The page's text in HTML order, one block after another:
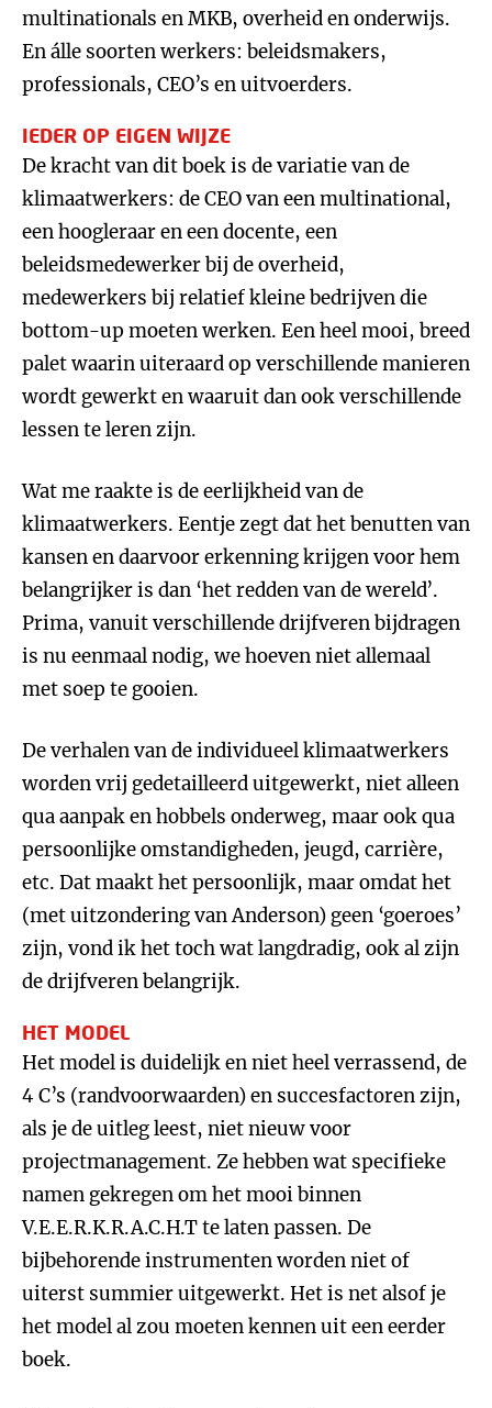
multinationals en MKB, overheid en onderwijs.
En álle soorten werkers: beleidsmakers,
professionals, CEO’s en uitvoerders.
IEDER OP EIGEN WIJZE
De kracht van dit boek is de variatie van de
klimaatwerkers: de CEO van een multinational,
een hoogleraar en een docente, een
beleidsmedewerker bij de overheid,
medewerkers bij relatief kleine bedrijven die
bottom-up moeten werken. Een heel mooi, breed
palet waarin uiteraard op verschillende manieren
wordt gewerkt en waaruit dan ook verschillende
lessen te leren zijn.
Wat me raakte is de eerlijkheid van de
klimaatwerkers. Eentje zegt dat het benutten van
kansen en daarvoor erkenning krijgen voor hem
belangrijker is dan ‘het redden van de wereld’.
Prima, vanuit verschillende drijfveren bijdragen
is nu eenmaal nodig, we hoeven niet allemaal
met soep te gooien.
De verhalen van de individueel klimaatwerkers
worden vrij gedetailleerd uitgewerkt, niet alleen
qua aanpak en hobbels onderweg, maar ook qua
persoonlijke omstandigheden, jeugd, carrière,
etc. Dat maakt het persoonlijk, maar omdat het
(met uitzondering van Anderson) geen ‘goeroes’
zijn, vond ik het toch wat langdradig, ook al zijn
de drijfveren belangrijk.
HET MODEL
Het model is duidelijk en niet heel verrassend, de
4 C’s (randvoorwaarden) en succesfactoren zijn,
als je de uitleg leest, niet nieuw voor
projectmanagement. Ze hebben wat specifieke
namen gekregen om het mooi binnen
V.E.E.R.K.R.A.C.H.T te laten passen. De
bijbehorende instrumenten worden niet of
uiterst summier uitgewerkt. Het is net alsof je
het model al zou moeten kennen uit een eerder
boek.